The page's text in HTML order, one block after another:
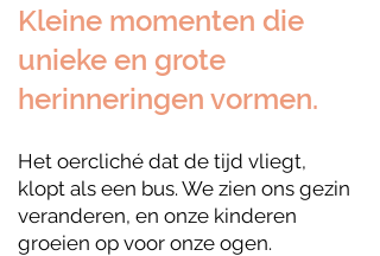
Kleine momenten die
unieke en grote
herinneringen vormen.
Het oercliché dat de tijd vliegt,
klopt als een bus. We zien ons gezin
veranderen, en onze kinderen
groeien op voor onze ogen.